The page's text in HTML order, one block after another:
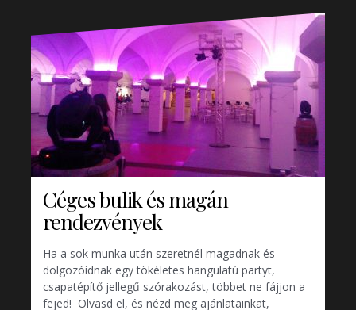
Céges bulik és magán
rendezvények
Ha a sok munka után szeretnél magadnak és
dolgozóidnak egy tökéletes hangulatú partyt,
csapatépítő jellegű szórakozást, többet ne fájjon a
fejed! Olvasd el, és nézd meg ajánlatainkat,